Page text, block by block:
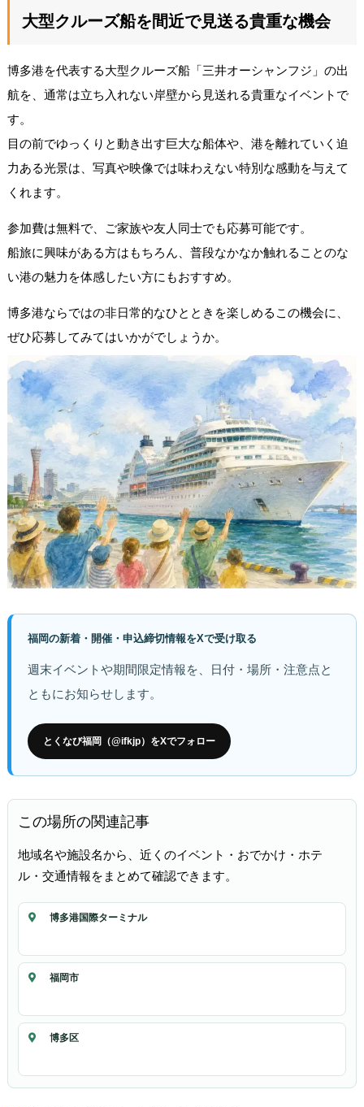
大型クルーズ船を間近で見送る貴重な機会
博多港を代表する大型クルーズ船「三井オーシャンフジ」の出
航を、通常は立ち入れない岸壁から見送れる貴重なイベントで
す。
目の前でゆっくりと動き出す巨大な船体や、港を離れていく迫
力ある光景は、写真や映像では味わえない特別な感動を与えて
くれます。
参加費は無料で、ご家族や友人同士でも応募可能です。
船旅に興味がある方はもちろん、普段なかなか触れることのな
い港の魅力を体感したい方にもおすすめ。
博多港ならではの非日常的なひとときを楽しめるこの機会に、
ぜひ応募してみてはいかがでしょうか。
福岡の新着・開催・申込締切情報をXで受け取る
週末イベントや期間限定情報を、日付・場所・注意点と
ともにお知らせします。
とくなび福岡（@ifkjp）をXでフォロー
この場所の関連記事
地域名や施設名から、近くのイベント・おでかけ・ホテ
ル・交通情報をまとめて確認できます。
博多港国際ターミナル
福岡市
博多区